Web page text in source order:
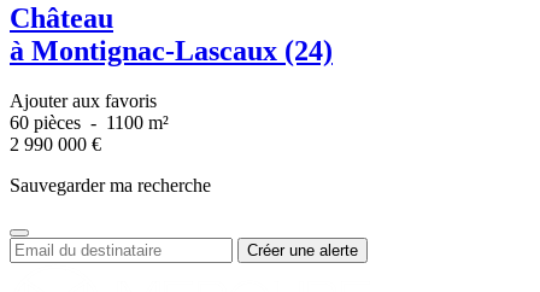
Château
à Montignac-Lascaux (24)
Ajouter aux favoris
60 pièces - 1100 m²
2 990 000 €
Sauvegarder ma recherche